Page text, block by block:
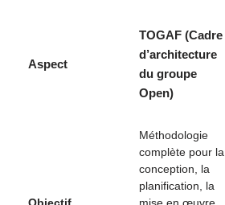
Aspect
TOGAF (Cadre
d’architecture
du groupe
Open)
Méthodologie
complète pour la
conception, la
planification, la